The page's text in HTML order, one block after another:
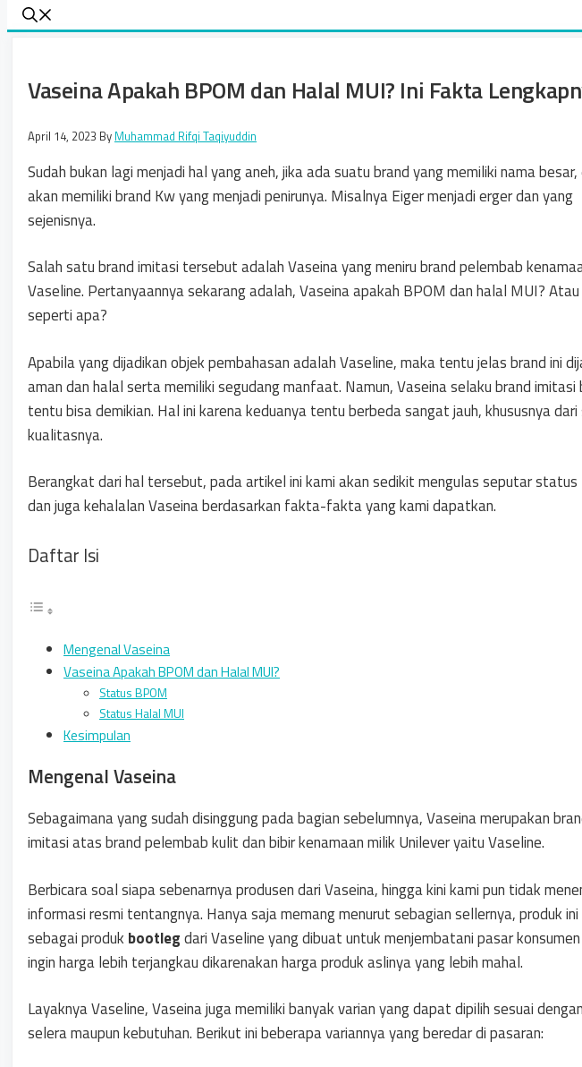
Vaseina Apakah BPOM dan Halal MUI? Ini Fakta
April 14, 2023 By Muhammad Rifqi Taqiyuddin
Sudah bukan lagi menjadi hal yang aneh, jika ada suatu brand yang memiliki nama besar,
akan memiliki brand Kw yang menjadi penirunya. Misalnya Eiger menjadi erger dan yang
sejenisnya.
Salah satu brand imitasi tersebut adalah Vaseina yang meniru brand pelembab
Vaseline. Pertanyaannya sekarang adalah, Vaseina apakah BPOM dan halal MUI? Atau
seperti apa?
Apabila yang dijadikan objek pembahasan adalah Vaseline, maka tentu jelas brand ini
aman dan halal serta memiliki segudang manfaat. Namun, Vaseina selaku brand imitasi
tentu bisa demikian. Hal ini karena keduanya tentu berbeda sangat jauh, khususnya dari
kualitasnya.
Berangkat dari hal tersebut, pada artikel ini kami akan sedikit mengulas seputar status
dan juga kehalalan Vaseina berdasarkan fakta-fakta yang kami dapatkan.
Daftar Isi
Mengenal Vaseina
Vaseina Apakah BPOM dan Halal MUI?
Status BPOM
Status Halal MUI
Kesimpulan
Mengenal Vaseina
Sebagaimana yang sudah disinggung pada bagian sebelumnya, Vaseina merupakan
imitasi atas brand pelembab kulit dan bibir kenamaan milik Unilever yaitu Vaseline.
Berbicara soal siapa sebenarnya produsen dari Vaseina, hingga kini kami pun tidak
informasi resmi tentangnya. Hanya saja memang menurut sebagian sellernya, produk
sebagai produk bootlegdari Vaseline yang dibuat untuk menjembatani pasar
ingin harga lebih terjangkau dikarenakan harga produk aslinya yang lebih mahal.
Layaknya Vaseline, Vaseina juga memiliki banyak varian yang dapat dipilih sesuai dengan
selera maupun kebutuhan. Berikut ini beberapa variannya yang beredar di pasaran: